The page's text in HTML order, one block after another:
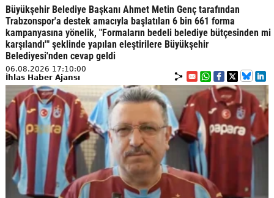
Büyükşehir Belediye Başkanı Ahmet Metin Genç tarafından
Trabzonspor'a destek amacıyla başlatılan 6 bin 661 forma
kampanyasına yönelik, "Formaların bedeli belediye bütçesinden mi
karşılandı'" şeklinde yapılan eleştirilere Büyükşehir
Belediyesi'nden cevap geldi
06.08.2026 17:10:00
İhlas Haber Ajansı